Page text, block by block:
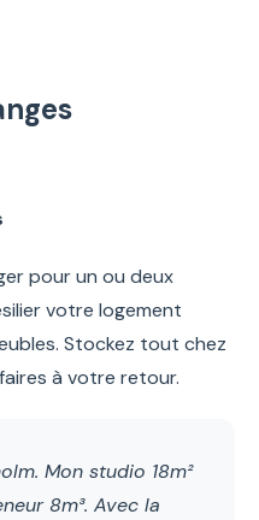
pour un ou deux
votre logement
Stockez tout chez
à votre retour.
Mon studio 18m²
8m³. Avec la